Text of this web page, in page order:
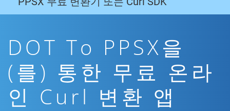
DOT To PPSX을
(를) 통한 무료 온라
인 Curl 변환 앱